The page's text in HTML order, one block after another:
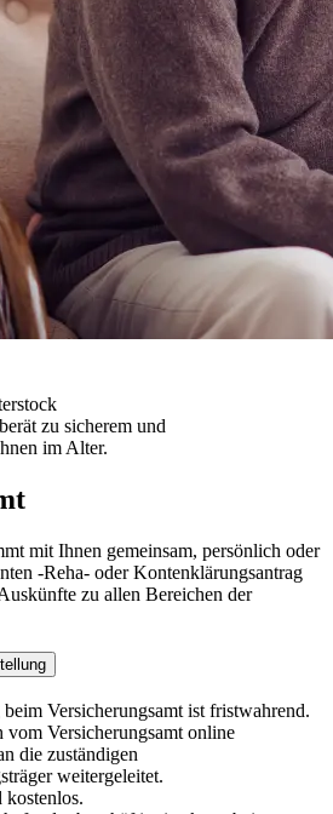
zu sicherem und
im Alter.
mit Ihnen gemeinsam, persönlich oder
-Reha- oder Kontenklärungsantrag
zu allen Bereichen der
Versicherungsamt ist fristwahrend.
Versicherungsamt online
die zuständigen
weitergeleitet.